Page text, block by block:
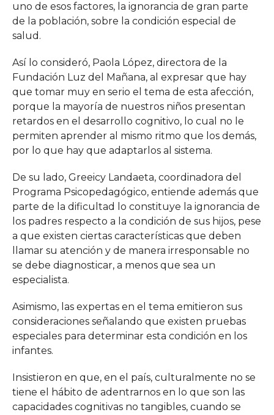
uno de esos factores, la ignorancia de gran parte
de la población, sobre la condición especial de
salud.
Así lo consideró, Paola López, directora de la
Fundación Luz del Mañana, al expresar que hay
que tomar muy en serio el tema de esta afección,
porque la mayoría de nuestros niños presentan
retardos en el desarrollo cognitivo, lo cual no le
permiten aprender al mismo ritmo que los demás,
por lo que hay que adaptarlos al sistema.
De su lado, Greeicy Landaeta, coordinadora del
Programa Psicopedagógico, entiende además que
parte de la dificultad lo constituye la ignorancia de
los padres respecto a la condición de sus hijos, pese
a que existen ciertas características que deben
llamar su atención y de manera irresponsable no
se debe diagnosticar, a menos que sea un
especialista.
Asimismo, las expertas en el tema emitieron sus
consideraciones señalando que existen pruebas
especiales para determinar esta condición en los
infantes.
Insistieron en que, en el país, culturalmente no se
tiene el hábito de adentrarnos en lo que son las
capacidades cognitivas no tangibles, cuando se